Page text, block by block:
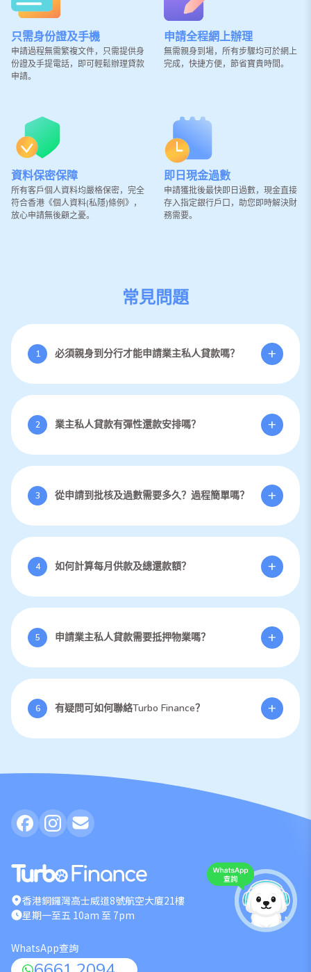
只需身份證及手機
申請過程無需繁複文件，只需提供身
份證及手提電話，即可輕鬆辦理貸款
申請。
申請全程網上辦理
無需親身到場，所有步驟均可於網上
完成，快捷方便，節省寶貴時間。
資料保密保障
所有客戶個人資料均嚴格保密，完全
符合香港《個人資料(私隱)條例》，
放心申請無後顧之憂。
即日現金過數
申請獲批後最快即日過數，現金直接
存入指定銀行戶口，助您即時解決財
務需要。
常見問題
1 必須親身到分行才能申請業主私人貸款嗎？ +
2
業主私人貸款有彈性還款安排嗎？ +
3
從申請到批核及過數需要多久？過程簡單嗎？ +
4
如何計算每月供款及總還款額？ +
5
申請業主私人貸款需要抵押物業嗎？ +
6 有疑問可如何聯絡Turbo Finance？ +
香港銅鑼灣高士威道8號航空大廈21樓
星期一至五 10am 至 7pm
WhatsApp查詢